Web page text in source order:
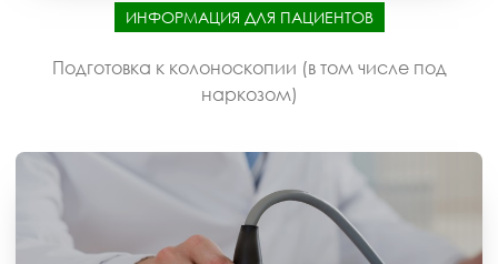
ИНФОРМАЦИЯ ДЛЯ ПАЦИЕНТОВ
Подготовка к колоноскопии (в том числе под
наркозом)